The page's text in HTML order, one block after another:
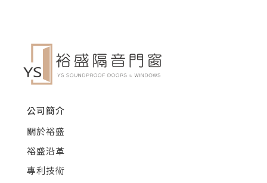
公司簡介
關於裕盛
裕盛沿革
專利技術